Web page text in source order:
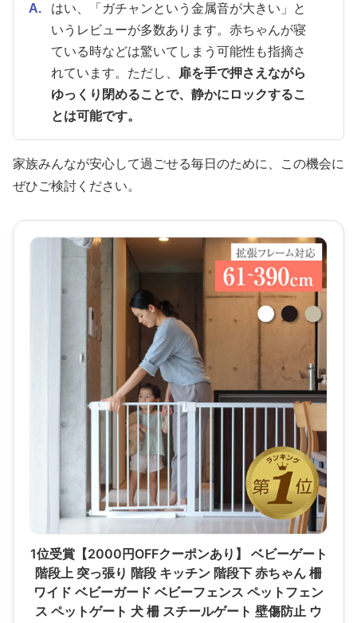
A.
はい、「ガチャンという金属音が大きい」と
いうレビューが多数あります。赤ちゃんが寝
ている時などは驚いてしまう可能性も指摘さ
れています。ただし、
扉を手で押さえながら
ゆっくり閉めることで、静かにロックするこ
とは可能です。
家族みんなが安心して過ごせる毎日のために、この機会に
ぜひご検討ください。
1位受賞【2000円OFFクーポンあり】 ベビーゲート
階段上 突っ張り 階段 キッチン 階段下 赤ちゃん 柵
ワイド ベビーガード ベビーフェンス ペットフェン
ス ペットゲート 犬 柵 スチールゲート 壁傷防止 ウ